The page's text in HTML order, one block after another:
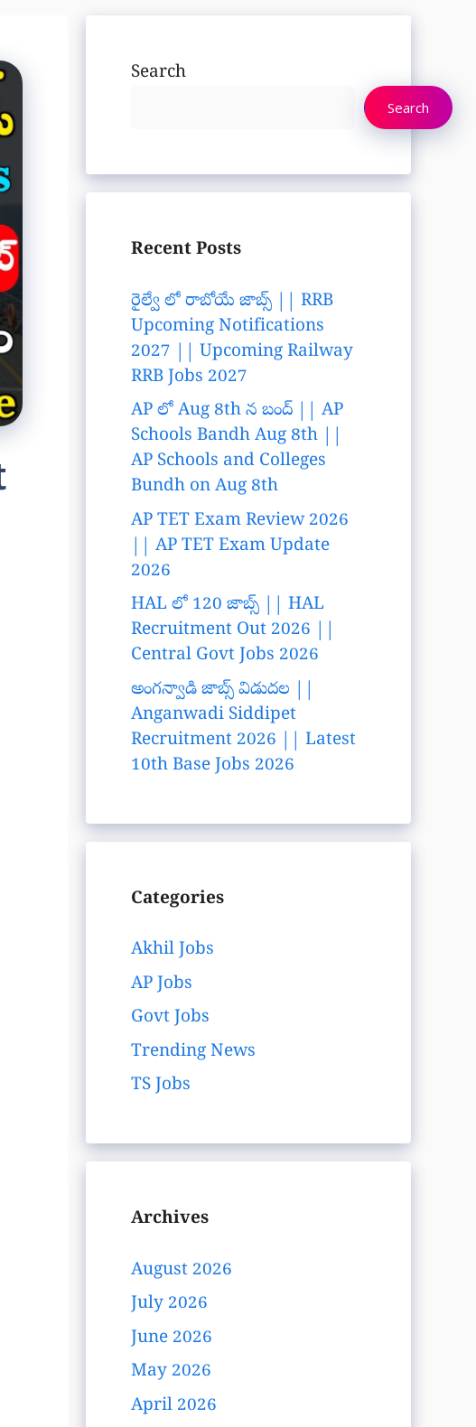
Search
Search
Recent Posts
రైల్వే లో రాబోయే జాబ్స్ || RRB
Upcoming Notifications
2027 || Upcoming Railway
RRB Jobs 2027
AP లో Aug 8th న బంద్ || AP
Schools Bandh Aug 8th ||
AP Schools and Colleges
Bundh on Aug 8th
AP TET Exam Review 2026
|| AP TET Exam Update
2026
HAL లో 120 జాబ్స్ || HAL
Recruitment Out 2026 ||
Central Govt Jobs 2026
అంగన్వాడి జాబ్స్ విడుదల ||
Anganwadi Siddipet
Recruitment 2026 || Latest
10th Base Jobs 2026
Categories
Akhil Jobs
AP Jobs
Govt Jobs
Trending News
TS Jobs
Archives
August 2026
July 2026
June 2026
May 2026
April 2026